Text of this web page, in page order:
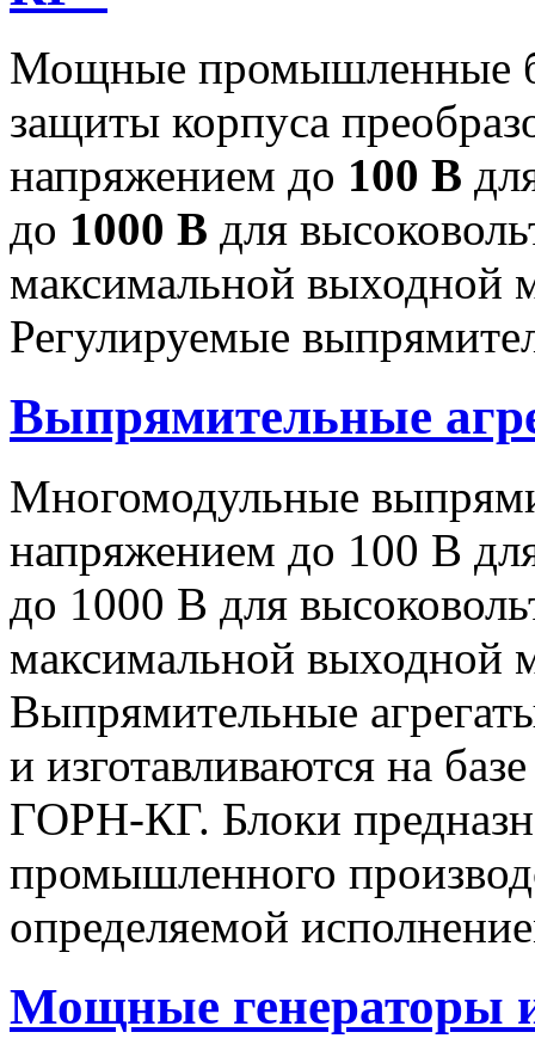
Мощные промышленные
защиты корпуса
напряжением до 100 В
до 1000 В для
максимальной
Регулируемые
Выпрямительные
Многомодульные
напряжением до 100 В
до 1000 В для
максимальной
Выпрямительные
и изготавливаются на
ГОРН-КГ. Блоки
промышленного
определяемой
Мощные